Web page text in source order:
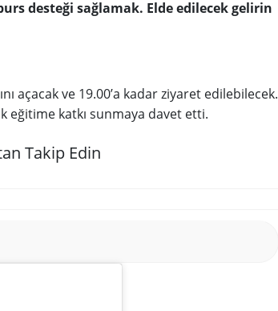
desteği sağlamak. Elde edilecek gelirin
açacak ve 19.00’a kadar ziyaret edilebilecek.
eğitime katkı sunmaya davet etti.
Takip Edin